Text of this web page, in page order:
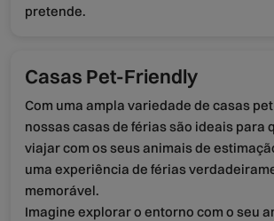
pretende.
Casas Pet-Friendly
Com uma ampla variedade de casas
nossas casas de férias são ideais para
viajar com os seus animais de
uma experiência de férias
memorável.
Imagine explorar o entorno com o seu